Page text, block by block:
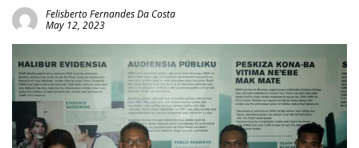
Felisberto Fernandes Da Costa
May 12, 2023